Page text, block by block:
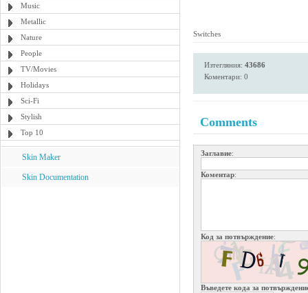
Music
Metallic
Nature
People
TV/Movies
Holidays
Sci-Fi
Stylish
Top 10
Skin Maker
Skin Documentation
Switches
Изтегляния: 43686
Коментари: 0
Comments
Заглавие:
Коментар:
Код за потвърждение:
Въведете кода за